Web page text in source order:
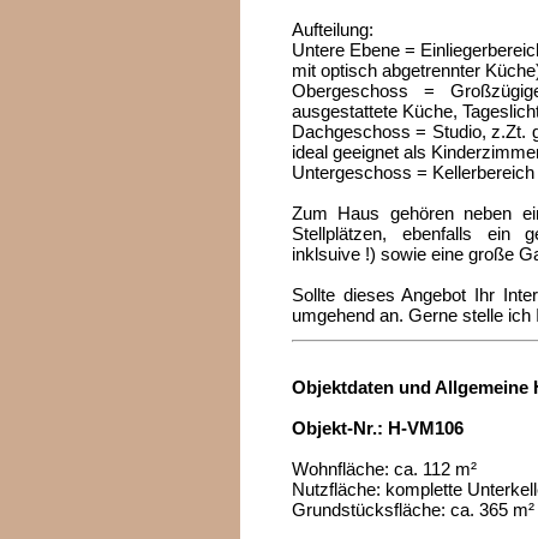
Aufteilung:
Untere Ebene =
mit optisch abgetrennter
Obergeschoss =
ausgestattete Küche,
Dachgeschoss = Studio, z.Zt.
ideal geeignet als
Untergeschoss =
Zum Haus gehören neben
Stellplätzen, ebenfalls ein
inklsuive !) sowie eine große
Sollte dieses Angebot Ihr
umgehend an. Gerne stelle
Objektdaten und Allgemeine
Objekt-Nr.: H-VM106
Wohnfläche: ca. 112 m²
Nutzfläche: komplette
Grundstücksfläche: ca. 365 m²